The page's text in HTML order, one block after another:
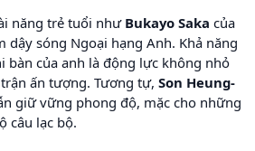
năng trẻ tuổi như Bukayo Saka của
dậy sóng Ngoại hạng Anh. Khả năng
bàn của anh là động lực không nhỏ
ấn tượng. Tương tự, Son Heung-
giữ vững phong độ, mặc cho những
câu lạc bộ.